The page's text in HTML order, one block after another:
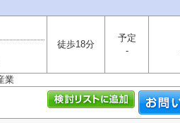
徒歩18分
予定
-
業